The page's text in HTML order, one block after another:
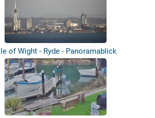
of Wight - Ryde - Panoramablick